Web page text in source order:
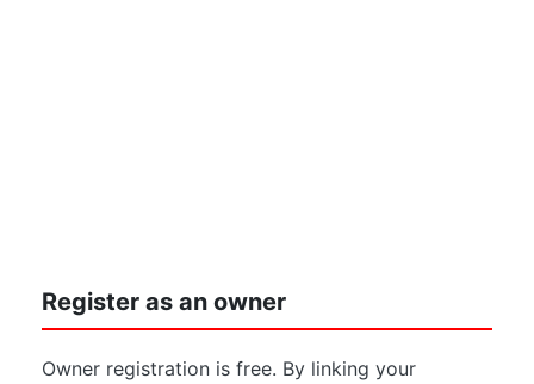
Register as an owner
Owner registration is free. By linking your